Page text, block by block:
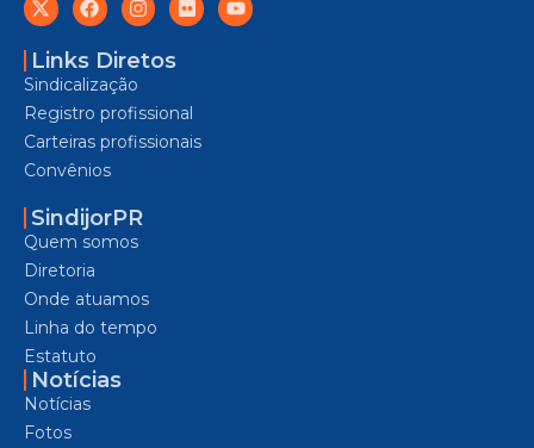
Links Diretos
Sindicalização
Registro profissional
Carteiras profissionais
Convênios
SindijorPR
Quem somos
Diretoria
Onde atuamos
Linha do tempo
Estatuto
Notícias
Notícias
Fotos